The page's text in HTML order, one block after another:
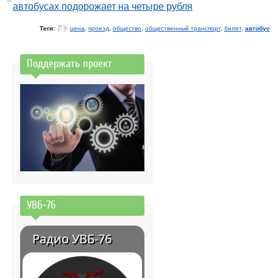
автобусах подорожает на четыре рубля
Теги: цена проезд общество общественный транспорт, билет, автобус
Поддержать проект
УВБ-76
Радио УВБ-76